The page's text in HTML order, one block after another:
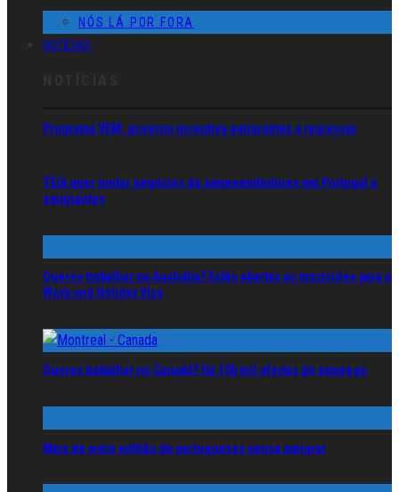
NÓS LÁ POR FORA
NOTÍCIAS
Programa VEM: governo incentiva emigrantes a regressar
TEIA quer juntar negócios de empreendedores em Portugal e
emigrantes
Queres trabalhar na Austrália? Estão abertas as inscrições para o
Work and Holiday Visa
Queres trabalhar no Canadá? Há 100 mil ofertas de emprego
Mais de meio milhão de portugueses pensa emigrar